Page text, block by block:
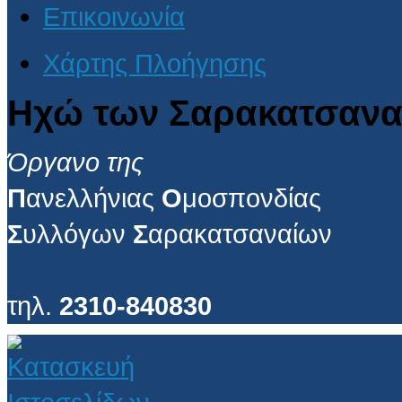
Επικοινωνία
Χάρτης Πλοήγησης
Ηχώ των
Όργανο της
Πανελλήνιας Ομοσπονδίας
Συλλόγων Σαρακατσαναίων
τηλ. 2310-840830